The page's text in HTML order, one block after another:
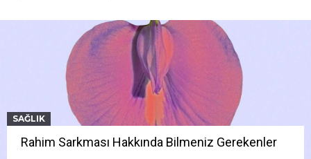
SAĞLIK
Rahim Sarkması Hakkında Bilmeniz Gerekenler